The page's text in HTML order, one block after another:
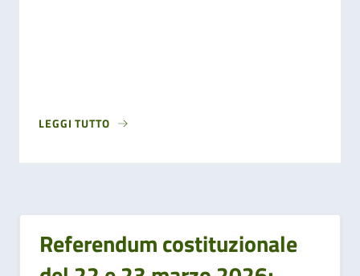
LEGGI TUTTO
Referendum costituzionale